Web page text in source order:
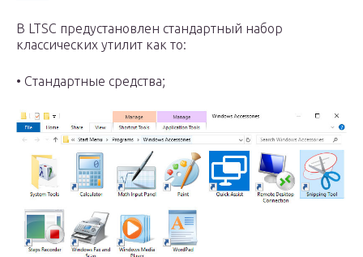
В LTSC предустановлен стандартный набор
классических утилит как то:
• Стандартные средства;